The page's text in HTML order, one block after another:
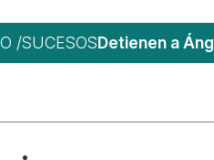
/SUCESOS